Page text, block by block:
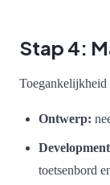
Stap 4:
Toegankelijkheid
Ontwerp:
toetsenbord